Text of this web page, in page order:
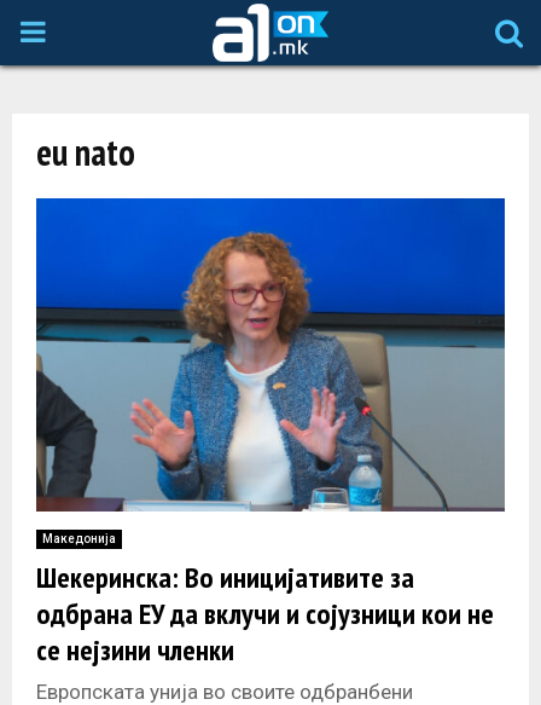
P
A
R
M
E
N
U
eu nato
Македонија
Шекеринска: Во иницијативите за
одбрана ЕУ да вклучи и сојузници кои не
се нејзини членки
Европската унија во своите одбранбени